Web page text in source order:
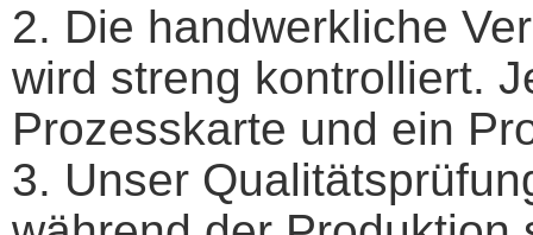
2. Die handwerkliche
wird streng kontrolliert.
Prozesskarte und ein
3. Unser